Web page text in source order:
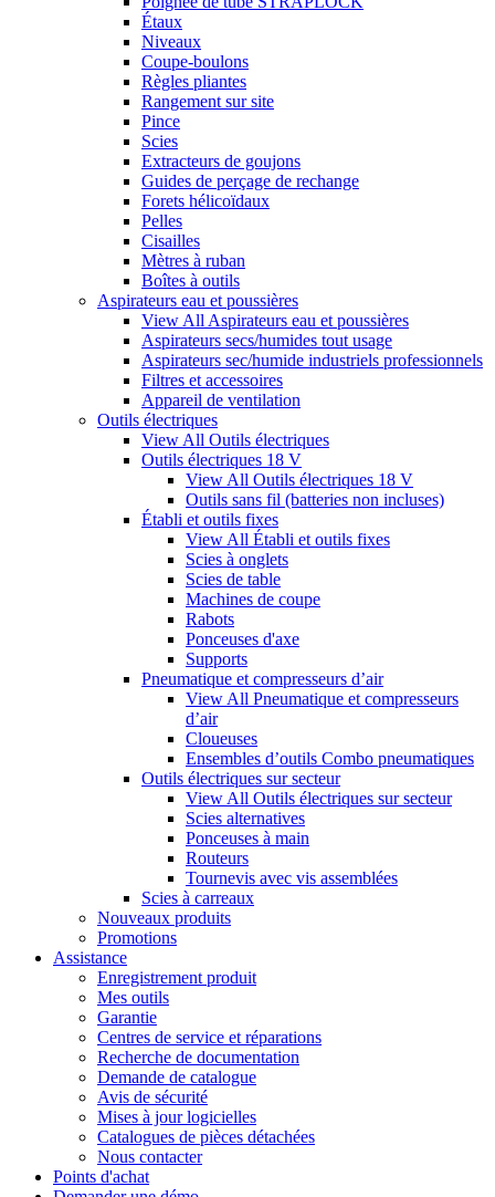
Étaux
Niveaux
Coupe-boulons
Règles pliantes
Rangement sur site
Pince
Scies
Extracteurs de goujons
Guides de perçage de rechange
Forets hélicoïdaux
Pelles
Cisailles
Mètres à ruban
Boîtes à outils
Aspirateurs eau et poussières
View All Aspirateurs eau et poussières
Aspirateurs secs/humides tout usage
Aspirateurs sec/humide industriels professionnels
Filtres et accessoires
Appareil de ventilation
Outils électriques
View All Outils électriques
Outils électriques 18 V
View All Outils électriques 18 V
Outils sans fil (batteries non incluses)
Établi et outils fixes
View All Établi et outils fixes
Scies à onglets
Scies de table
Machines de coupe
Rabots
Ponceuses d'axe
Supports
Pneumatique et compresseurs d’air
View All Pneumatique et compresseurs
d’air
Cloueuses
Ensembles d’outils Combo pneumatiques
Outils électriques sur secteur
View All Outils électriques sur secteur
Scies alternatives
Ponceuses à main
Routeurs
Tournevis avec vis assemblées
Scies à carreaux
Nouveaux produits
Promotions
Assistance
Enregistrement produit
Mes outils
Garantie
Centres de service et réparations
Recherche de documentation
Demande de catalogue
Avis de sécurité
Mises à jour logicielles
Catalogues de pièces détachées
Nous contacter
Points d'achat